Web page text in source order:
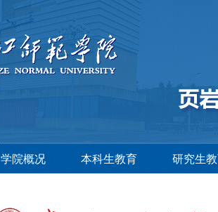
学院概况 本科生教育 研究生